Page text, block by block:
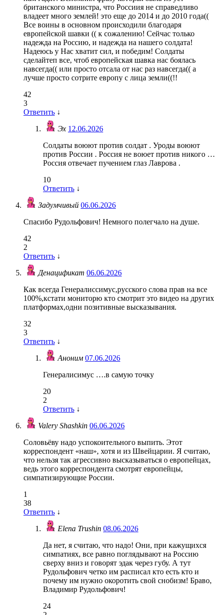
британского министра, что Россиия не справедливо
владеет много землей! это еще до 2014 и до 2010 года((
Все воины в основном происходили благодаря
европейской шавки (( к сожалению! Сейчас только
надежда на Россию, и надежда на нашего солдата!
Надеюсь у Нас хватит сил, и победим! Солдаты
сделайтеп все, чтоб европейская шавка нас боялась
навсегда(( или просто отсала от нас раз навсегда(( а
лучше просто сотрите европу с лица земли((!!
42
3
Ответить ↓
Эх 12.06.2026
Солдаты воюют против солдат . Уроды воюют
против России . Россия не воюет против никого …
Россия отвечает пучением глаз Лаврова .
10
Ответить ↓
Задумчивый 06.06.2026
Спасибо Рудольфович! Немного полегчало на душе.
42
2
Ответить ↓
Денацификат 06.06.2026
Как всегда Генералиссимус,русского слова прав на все
100%,кстати мониторю кто смотрит это видео на других
платформах,одни позитивные высказывания.
32
3
Ответить ↓
Аноним 07.06.2026
Генералисимус ….в самую точку
20
2
Ответить ↓
Valery Shashkin 06.06.2026
Соловьёву надо успокоительного выпить. Этот
корреспондент «наш», хотя и из Швейцарии. Я считаю,
что нельзя так агрессивно высказываться о европейцах,
ведь этого корреспондента смотрят европейцы,
симпатизирующие России.
1
38
Ответить ↓
Elena Trushin 08.06.2026
Да нет, я считаю, что надо! Они, при кажущихся
симпатиях, все равно поглядывают на Россию
сверху вниз и говорят эдак через губу. А тут
Рудольфович четко им расписал кто есть кто и
почему им нужно окоротить свой снобизм! Браво,
Владимир Рудольфович!
24